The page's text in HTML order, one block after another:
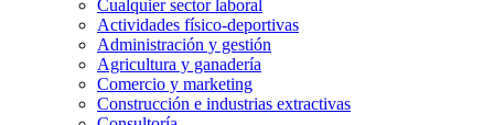
Cualquier sector laboral
Actividades físico-deportivas
Administración y gestión
Agricultura y ganadería
Comercio y marketing
Construcción e industrias extractivas